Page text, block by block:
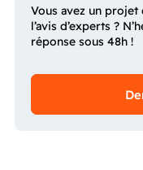
Vous avez un
l’avis d’experts ?
réponse sous 48h !